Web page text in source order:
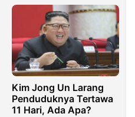
Kim Jong Un Larang
Penduduknya Tertawa
11 Hari, Ada Apa?